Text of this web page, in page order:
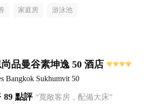
家庭房 游泳池
品曼谷素坤逸 50 酒店
Bangkok Sukhumvit 50
89 點評 “寬敞客房，配備大床”